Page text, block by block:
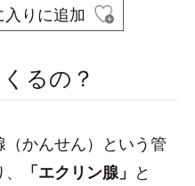
入りに追加
るの？
かんせん）という管
「エクリン腺」 と